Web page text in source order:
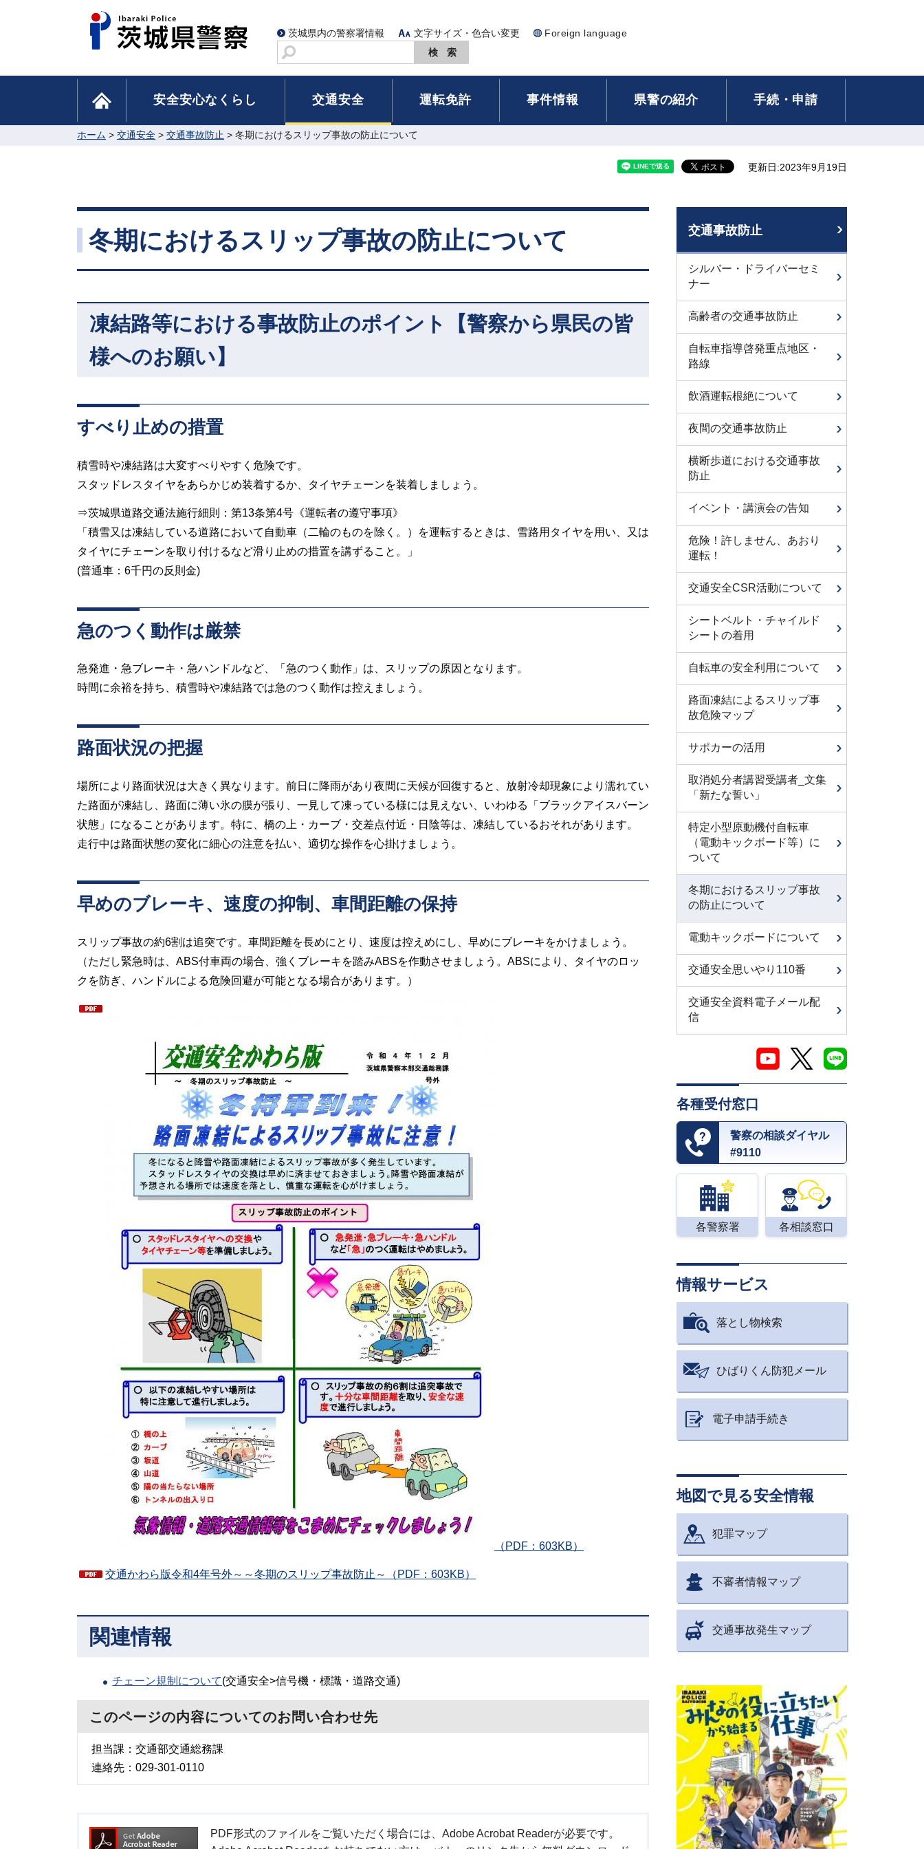
茨城県内の警察署情報 文字サイズ・色合い変更
Foreign language
サ
索
home 安全安心なくらし 交通安全 運転免許 事件情報 県警の紹介 手続・申請
ホーム > 交通安全 > 交通事故防止 > 冬期におけるスリップ事故の防止について
更新日:2023年9月19日
冬期におけるスリップ事故の防止について
凍結路等における事故防止のポイント【警察から県民の皆
様へのお願い】
すべり止めの措置
積雪時や凍結路は大変すべりやすく危険です。
スタッドレスタイヤをあらかじめ装着するか、タイヤチェーンを装着しましょう。
⇒茨城県道路交通法施行細則：第13条第4号《運転者の遵守事項》
「積雪又は凍結している道路において自動車（二輪のものを除く。）を運転するときは、雪路用タイヤを用い、又は
タイヤにチェーンを取り付けるなど滑り止めの措置を講ずること。」
(普通車：6千円の反則金)
急のつく動作は厳禁
急発進・急ブレーキ・急ハンドルなど、「急のつく動作」は、スリップの原因となります。
時間に余裕を持ち、積雪時や凍結路では急のつく動作は控えましょう。
路面状況の把握
場所により路面状況は大きく異なります。前日に降雨があり夜間に天候が回復すると、放射冷却現象により濡れてい
た路面が凍結し、路面に薄い氷の膜が張り、一見して凍っている様には見えない、いわゆる「ブラックアイスバーン
状態」になることがあります。特に、橋の上・カーブ・交差点付近・日陰等は、凍結しているおそれがあります。
走行中は路面状態の変化に細心の注意を払い、適切な操作を心掛けましょう。
早めのブレーキ、速度の抑制、車間距離の保持
スリップ事故の約6割は追突です。車間距離を長めにとり、速度は控えめにし、早めにブレーキをかけましょう。
（ただし緊急時は、ABS付車両の場合、強くブレーキを踏みABSを作動させましょう。ABSにより、タイヤのロッ
クを防ぎ、ハンドルによる危険回避が可能となる場合があります。）
（PDF：603KB）
交通かわら版令和4年号外～～冬期のスリップ事故防止～（PDF：603KB）
関連情報
チェーン規制について(交通安全>信号機・標識・道路交通)
このページの内容についてのお問い合わせ先
担当課：交通部交通総務課
連絡先：029-301-0110
PDF形式のファイルをご覧いただく場合には、Adobe Acrobat Readerが必要です。
交通事故防止
シルバー・ドライバーセミ
ナー
高齢者の交通事故防止
自転車指導啓発重点地区・
路線
飲酒運転根絶について
夜間の交通事故防止
横断歩道における交通事故
防止
イベント・講演会の告知
危険！許しません、あおり
運転！
交通安全CSR活動について
シートベルト・チャイルド
シートの着用
自転車の安全利用について
路面凍結によるスリップ事
故危険マップ
サポカーの活用
取消処分者講習受講者_文集
「新たな誓い」
特定小型原動機付自転車
（電動キックボード等）に
ついて
冬期におけるスリップ事故
の防止について
電動キックボードについて
交通安全思いやり110番
交通安全資料電子メール配
信
各種受付窓口
警察の相談ダイヤル
#9110
各警察署 各相談窓口
情報サービス
落とし物検索
ひばりくん防犯メール
電子申請手続き
地図で見る安全情報
犯罪マップ
不審者情報マップ
交通事故発生マップ